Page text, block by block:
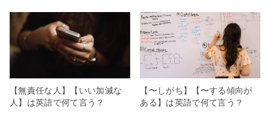
【無責任な人】【いい加減な
人】は英語で何て言う？
【〜しがち】【〜する傾向が
ある】は英語で何て言う？